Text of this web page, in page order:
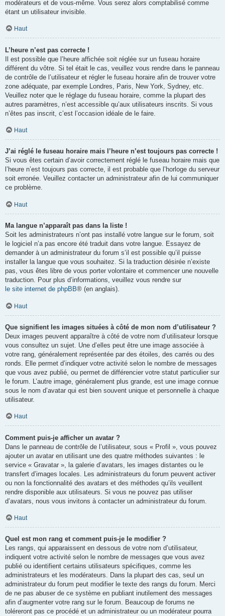
modérateurs et de vous-même. Vous serez alors comptabilisé comme
étant un utilisateur invisible.
Haut
L’heure n’est pas correcte !
Il est possible que l’heure affichée soit réglée sur un fuseau horaire
différent du vôtre. Si tel était le cas, veuillez vous rendre dans le panneau
de contrôle de l’utilisateur et régler le fuseau horaire afin de trouver votre
zone adéquate, par exemple Londres, Paris, New York, Sydney, etc.
Veuillez noter que le réglage du fuseau horaire, comme la plupart des
autres paramètres, n’est accessible qu’aux utilisateurs inscrits. Si vous
n’êtes pas inscrit, c’est l’occasion idéale de le faire.
Haut
J’ai réglé le fuseau horaire mais l’heure n’est toujours pas correcte !
Si vous êtes certain d’avoir correctement réglé le fuseau horaire mais que
l’heure n’est toujours pas correcte, il est probable que l’horloge du serveur
soit erronée. Veuillez contacter un administrateur afin de lui communiquer
ce problème.
Haut
Ma langue n’apparaît pas dans la liste !
Soit les administrateurs n’ont pas installé votre langue sur le forum, soit
le logiciel n’a pas encore été traduit dans votre langue. Essayez de
demander à un administrateur du forum s’il est possible qu’il puisse
installer la langue que vous souhaitez. Si la traduction désirée n’existe
pas, vous êtes libre de vous porter volontaire et commencer une nouvelle
traduction. Pour plus d’informations, veuillez vous rendre sur
le site internet de phpBB® (en anglais).
Haut
Que signifient les images situées à côté de mon nom d’utilisateur ?
Deux images peuvent apparaître à côté de votre nom d’utilisateur lorsque
vous consultez un sujet. Une d’elles peut être une image associée à
votre rang, généralement représentée par des étoiles, des carrés ou des
ronds. Elle permet d’indiquer votre activité selon le nombre de messages
que vous avez publié, ou permet de différencier votre statut particulier sur
le forum. L’autre image, généralement plus grande, est une image connue
sous le nom d’avatar qui est bien souvent unique et personnelle à chaque
utilisateur.
Haut
Comment puis-je afficher un avatar ?
Dans le panneau de contrôle de l’utilisateur, sous « Profil », vous pouvez
ajouter un avatar en utilisant une des quatre méthodes suivantes : le
service « Gravatar », la galerie d’avatars, les images distantes ou le
transfert d’images locales. Les administrateurs du forum peuvent activer
ou non la fonctionnalité des avatars et des méthodes qu’ils veuillent
rendre disponible aux utilisateurs. Si vous ne pouvez pas utiliser
d’avatars, nous vous invitons à contacter un administrateur du forum.
Haut
Quel est mon rang et comment puis-je le modifier ?
Les rangs, qui apparaissent en dessous de votre nom d’utilisateur,
indiquent votre activité selon le nombre de messages que vous avez
publié ou identifient certains utilisateurs spécifiques, comme les
administrateurs et les modérateurs. Dans la plupart des cas, seul un
administrateur du forum peut modifier le texte des rangs du forum. Merci
de ne pas abuser de ce système en publiant inutilement des messages
afin d’augmenter votre rang sur le forum. Beaucoup de forums ne
toléreront pas ce procédé et un administrateur ou un modérateur pourra